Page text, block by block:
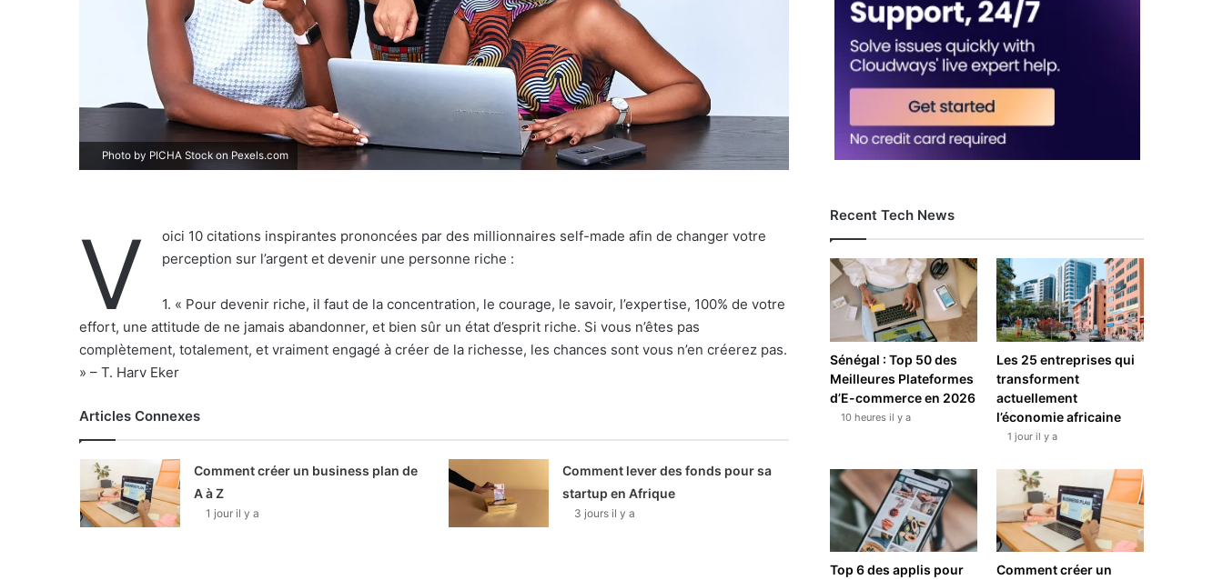
Photo by PICHA Stock onPexels.com
V
oici 10 citations inspirantes prononcées par des millionnaires self-made afin de changer votre
perception sur l’argent et devenir une personne riche :
1. « Pour devenir riche, il faut de la concentration, le courage, le savoir, l’expertise, 100% de votre
effort, une attitude de ne jamais abandonner, et bien sûr un état d’esprit riche. Si vous n’êtes pas
complètement, totalement, et vraiment engagé à créer de la richesse, les chances sont vous n’en créerez pas.
» – T. Harv Eker
Articles Connexes
Comment créer un business plan de
A à Z
1 jour il y a
Comment lever des fonds pour sa
startup en Afrique
3 jours il y a
Recent Tech News
Sénégal : Top 50 des
Meilleures Plateformes
d’E-commerce en 2026
10 heures il y a
Les 25 entreprises qui
transforment
actuellement
l’économie africaine
1 jour il y a
Top 6 des applis pour
Comment créer un